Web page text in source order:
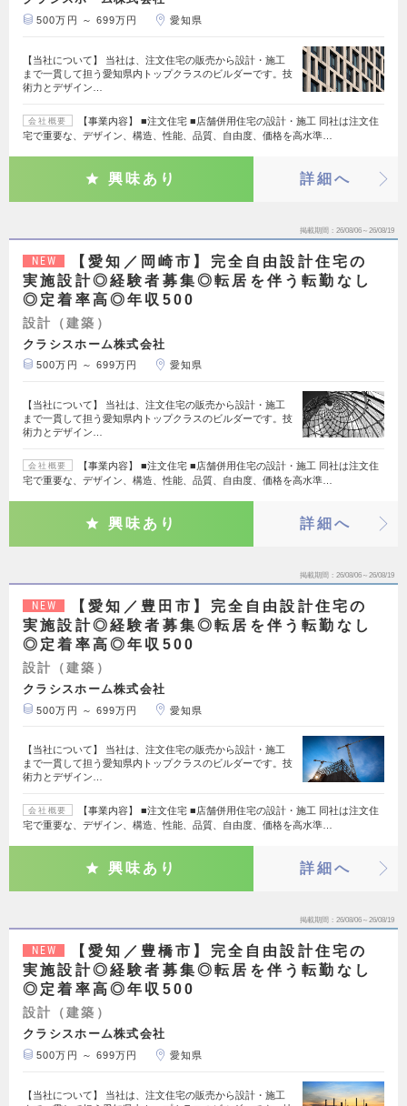
500万円 ～ 699万円 愛知県
【当社について】 当社は、注文住宅の販売から設計・施工
まで一貫して担う愛知県内トップクラスのビルダーです。技
術力とデザイン…
会社概要
【事業内容】 ■注文住宅 ■店舗併用住宅の設計・施工 同社は注文住
宅で重要な、デザイン、構造、性能、品質、自由度、価格を高水準…
興味あり 詳細へ
掲載期間 26/08/06～26/08/19
NEW
【愛知／岡崎市】完全自由設計住宅の
実施設計◎経験者募集◎転居を伴う転勤なし
◎定着率高◎年収500
設計（建築）
クラシスホーム株式会社
500万円 ～ 699万円 愛知県
【当社について】 当社は、注文住宅の販売から設計・施工
まで一貫して担う愛知県内トップクラスのビルダーです。技
術力とデザイン…
会社概要
【事業内容】 ■注文住宅 ■店舗併用住宅の設計・施工 同社は注文住
宅で重要な、デザイン、構造、性能、品質、自由度、価格を高水準…
興味あり 詳細へ
掲載期間 26/08/06～26/08/19
NEW
【愛知／豊田市】完全自由設計住宅の
実施設計◎経験者募集◎転居を伴う転勤なし
◎定着率高◎年収500
設計（建築）
クラシスホーム株式会社
500万円 ～ 699万円 愛知県
【当社について】 当社は、注文住宅の販売から設計・施工
まで一貫して担う愛知県内トップクラスのビルダーです。技
術力とデザイン…
会社概要
【事業内容】 ■注文住宅 ■店舗併用住宅の設計・施工 同社は注文住
宅で重要な、デザイン、構造、性能、品質、自由度、価格を高水準…
興味あり 詳細へ
掲載期間 26/08/06～26/08/19
NEW
【愛知／豊橋市】完全自由設計住宅の
実施設計◎経験者募集◎転居を伴う転勤なし
◎定着率高◎年収500
設計（建築）
クラシスホーム株式会社
500万円 ～ 699万円 愛知県
【当社について】 当社は、注文住宅の販売から設計・施工